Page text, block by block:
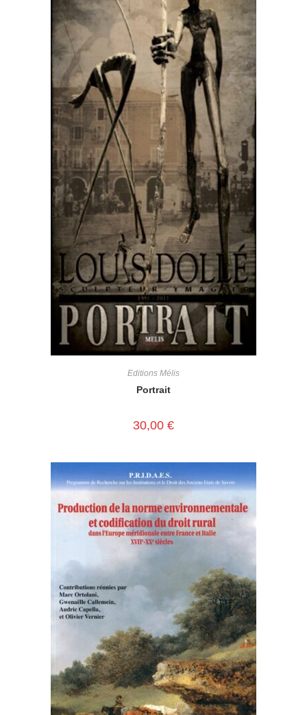
Editions Mélis
Portrait
30,00 €